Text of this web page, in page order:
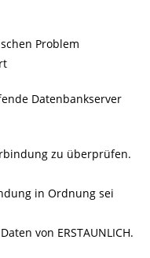
Problem
Datenbankserver
zu überprüfen.
in Ordnung sei
von ERSTAUNLICH.